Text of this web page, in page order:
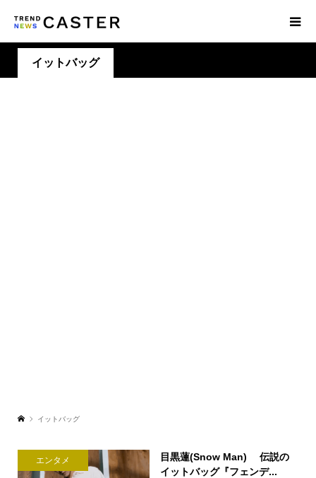
イットバッグ
イットバッグ
エンタメ
目黒蓮(Snow Man) 伝説の
イットバッグ『フェンデ...